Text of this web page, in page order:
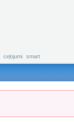
ceļojumi smart